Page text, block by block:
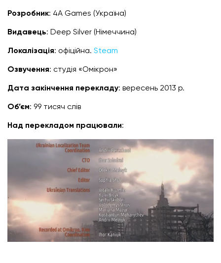
Розробник: 4A Games (Україна)
Видавець: Deep Silver (Німеччина)
Локалізація: офіційна. Steam
Озвучення: студія «Омікрон»
Дата закінчення перекладу: вересень 2013 р.
Об’єм: 99 тисяч слів
Над перекладом працювали: